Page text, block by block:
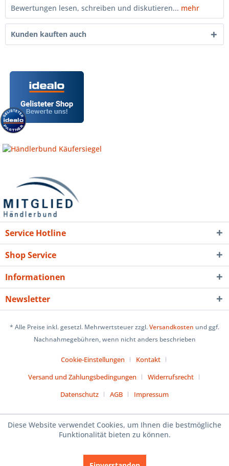
Bewertungen lesen, schreiben und diskutieren... mehr
Kunden kauften auch
Service Hotline
Shop Service
Informationen
Newsletter
* Alle Preise inkl. gesetzl. Mehrwertsteuer zzgl.Versandkosten und ggf.
Nachnahmegebühren, wenn nicht anders beschrieben
Cookie-Einstellungen
Kontakt
Versand und Zahlungsbedingungen
Widerrufsrecht
Datenschutz
AGB Impressum
Diese Website verwendet Cookies, um Ihnen die bestmögliche
Funktionalität bieten zu können.